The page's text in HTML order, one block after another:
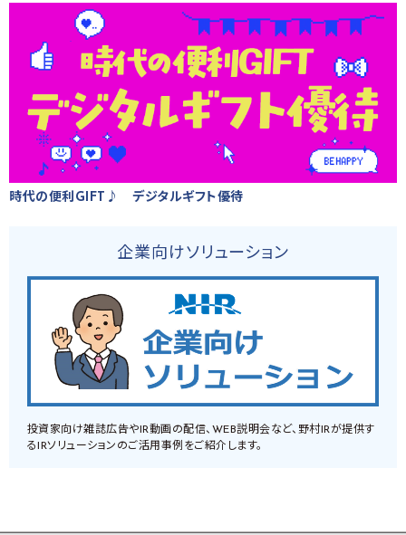
時代の便利GIFT♪ デジタルギフト優待
企業向けソリューション
投資家向け雑誌広告やIR動画の配信、WEB説明会など、野村IRが提供す
るIRソリューションのご活用事例をご紹介します。